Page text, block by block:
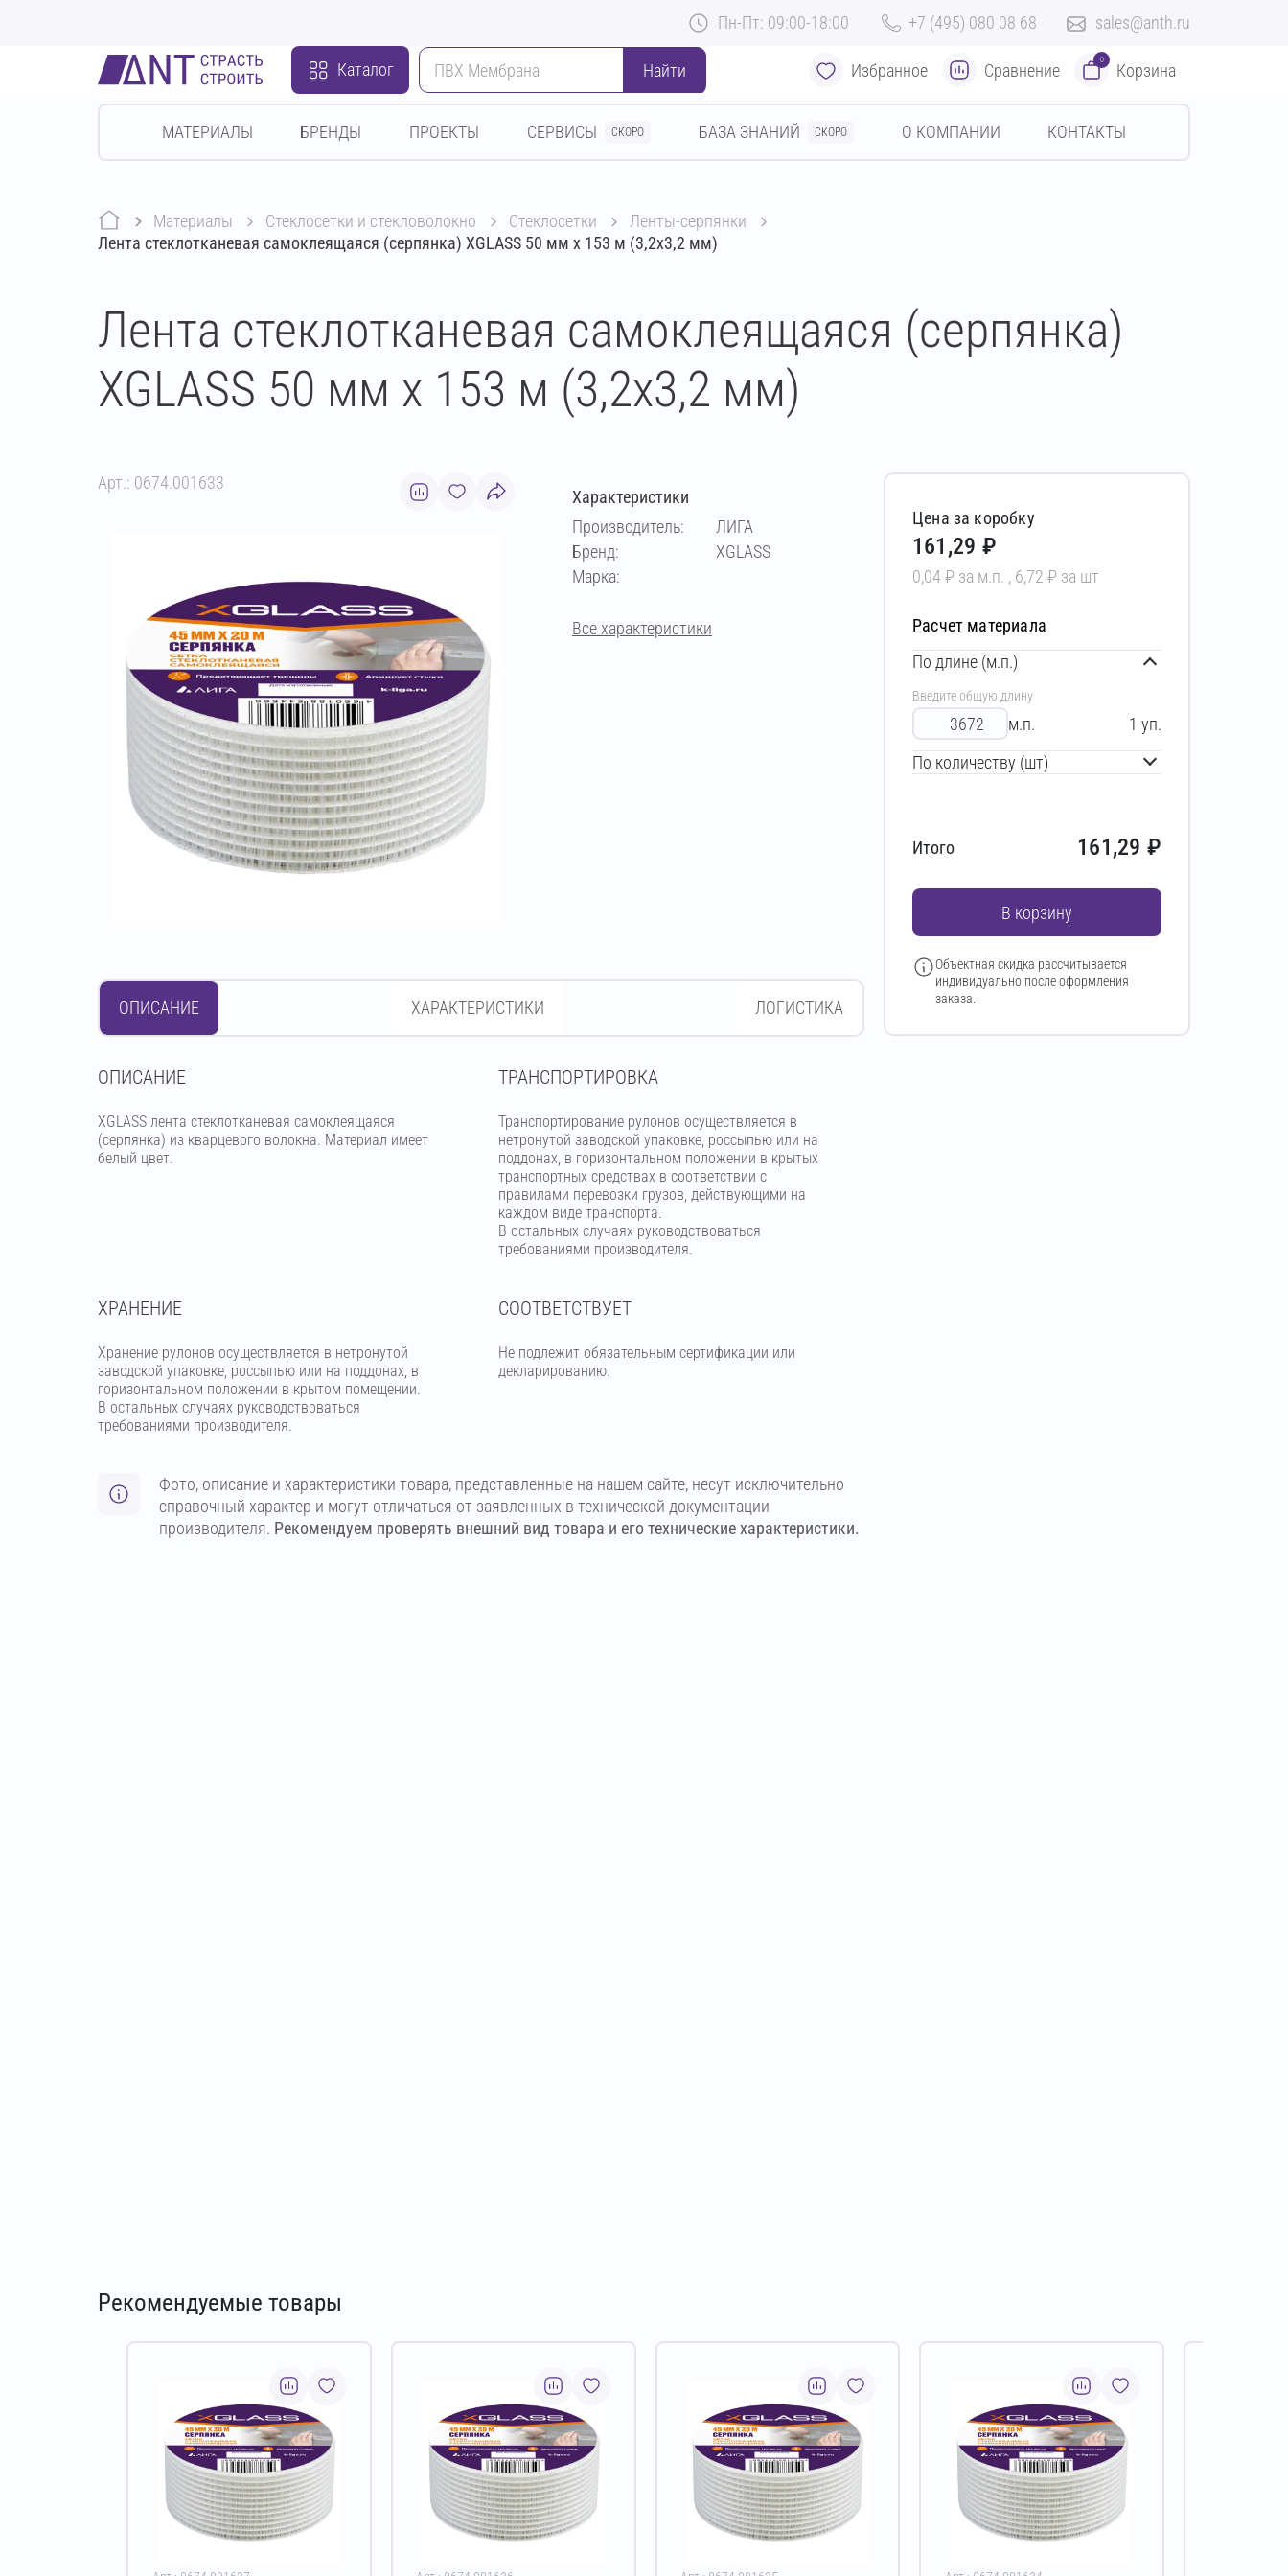
Пн-Пт: 09:00-18:00 +7 (495) 080 08 68 sales@anth.ru
Каталог Найти Избранное Сравнение
0
Корзина
МАТЕРИАЛЫ БРЕНДЫ ПРОЕКТЫ СЕРВИСЫ СКОРО БАЗА ЗНАНИЙ СКОРО О КОМПАНИИ КОНТАКТЫ
Материалы стеклосетки и стекловолокно стеклосетки
ленты-серпянки
Лента стеклотканевая самоклеящаяся (серпянка) XGLASS 50 мм х 153 м (3,2х3,2 мм)
Лента стеклотканевая самоклеящаяся (серпянка)
XGLASS 50 мм х 153 м (3,2х3,2 мм)
Арт.: 0674.001633
Характеристики
Производитель:
ЛИГА
Бренд:
XGLASS
Марка:
Все характеристики
ОПИСАНИЕ ХАРАКТЕРИСТИКИ ЛОГИСТИКА
OПИСАНИЕ
XGLASS лента стеклотканевая самоклеящаяся
(серпянка) из кварцевого волокна. Материал имеет
белый цвет.
ТРАНСПОРТИРОВКА
Транспортирование рулонов осуществляется в
нетронутой заводской упаковке, россыпью или на
поддонах, в горизонтальном положении в крытых
транспортных средствах в соответствии с
правилами перевозки грузов, действующими на
каждом виде транспорта.
В остальных случаях руководствоваться
требованиями производителя.
ХРАНЕНИЕ
Хранение рулонов осуществляется в нетронутой
заводской упаковке, россыпью или на поддонах, в
горизонтальном положении в крытом помещении.
В остальных случаях руководствоваться
требованиями производителя.
СООТВЕТСТВУЕТ
Не подлежит обязательным сертификации или
декларированию.
Фото, описание и характеристики товара, представленные на нашем сайте, несут исключительно
справочный характер и могут отличаться от заявленных в технической документации
производителя. Рекомендуем проверять внешний вид товара и его технические характеристики.
Цена за коробку
161,29 ₽
0,04 ₽ за м.п. , 6,72 ₽ за шт
Расчет материала
По длине (м.п.)
Введите общую длину
м.п. 1 уп.
По количеству (шт)
Итого 161,29 ₽
В корзину
Объектная скидка рассчитывается
индивидуально после оформления
заказа.
Рекомендуемые товары